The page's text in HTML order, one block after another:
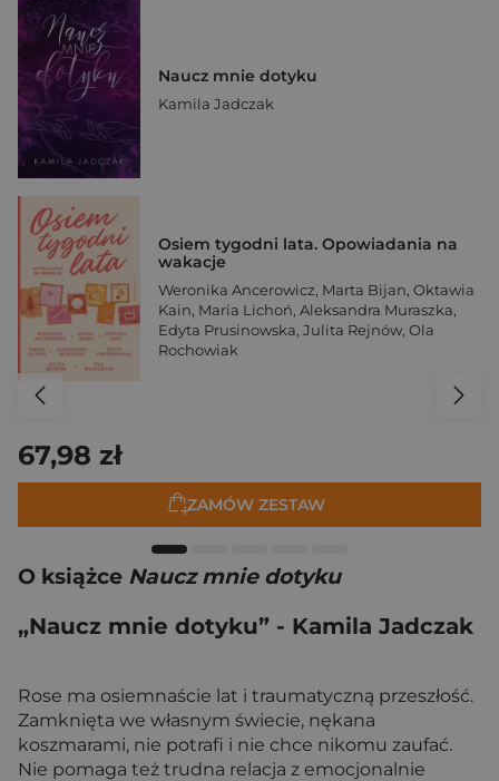
Naucz mnie dotyku
Kamila Jadczak
Osiem tygodni lata. Opowiadania na
wakacje
Weronika Ancerowicz, Marta Bijan, Oktawia
Kain, Maria Lichoń, Aleksandra Muraszka,
Edyta Prusinowska, Julita Rejnów, Ola
Rochowiak
67,98 zł
ZAMÓW ZESTAW
O książce Naucz mnie dotyku
„Naucz mnie dotyku” - Kamila Jadczak
Rose ma osiemnaście lat i traumatyczną przeszłość.
Zamknięta we własnym świecie, nękana
koszmarami, nie potrafi i nie chce nikomu zaufać.
Nie pomaga też trudna relacja z emocjonalnie